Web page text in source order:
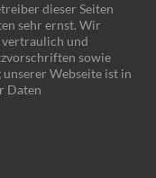
dieser Seiten
sehr ernst. Wir
vertraulich und
sowie
Webseite ist in
Daten